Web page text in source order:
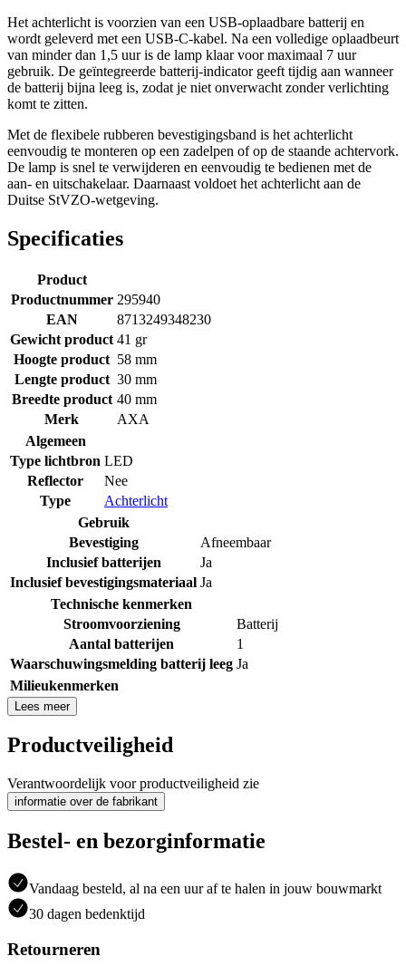
Het achterlicht is voorzien van een USB-oplaadbare batterij en
wordt geleverd met een USB-C-kabel. Na een volledige oplaadbeurt
van minder dan 1,5 uur is de lamp klaar voor maximaal 7 uur
gebruik. De geïntegreerde batterij-indicator geeft tijdig aan wanneer
de batterij bijna leeg is, zodat je niet onverwacht zonder verlichting
komt te zitten.
Met de flexibele rubberen bevestigingsband is het achterlicht
eenvoudig te monteren op een zadelpen of op de staande achtervork.
De lamp is snel te verwijderen en eenvoudig te bedienen met de
aan- en uitschakelaar. Daarnaast voldoet het achterlicht aan de
Duitse StVZO-wetgeving.
Specificaties
Product
Productnummer 295940
EAN
8713249348230
Gewicht product 41 gr
Hoogte product 58 mm
Lengte product 30 mm
Breedte product 40 mm
Merk
AXA
Algemeen
Type lichtbron LED
Reflector
Nee
Type
Achterlicht
Gebruik
Bevestiging
Afneembaar
Inclusief batterijen
Ja
Inclusief bevestigingsmateriaal Ja
Technische kenmerken
Stroomvoorziening
Batterij
Aantal batterijen
1
Waarschuwingsmelding batterij leeg Ja
Milieukenmerken
Lees meer
Productveiligheid
Verantwoordelijk voor productveiligheid zie
informatie over de fabrikant
Bestel- en bezorginformatie
Vandaag besteld, al na een uur af te halen in jouw bouwmarkt
30 dagen bedenktijd
Retourneren